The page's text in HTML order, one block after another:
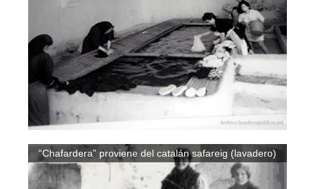
“Chafardera” proviene del catalán safareig (lavadero)